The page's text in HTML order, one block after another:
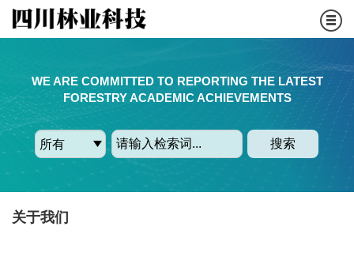
WE ARE COMMITTED TO REPORTING THE LATEST
FORESTRY ACADEMIC ACHIEVEMENTS
搜索
关于我们